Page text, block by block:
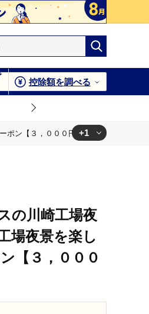
控除額を調べる
ポン【３，０００円分】
+1
の川崎工場夜
場夜景を楽し
【３，０００